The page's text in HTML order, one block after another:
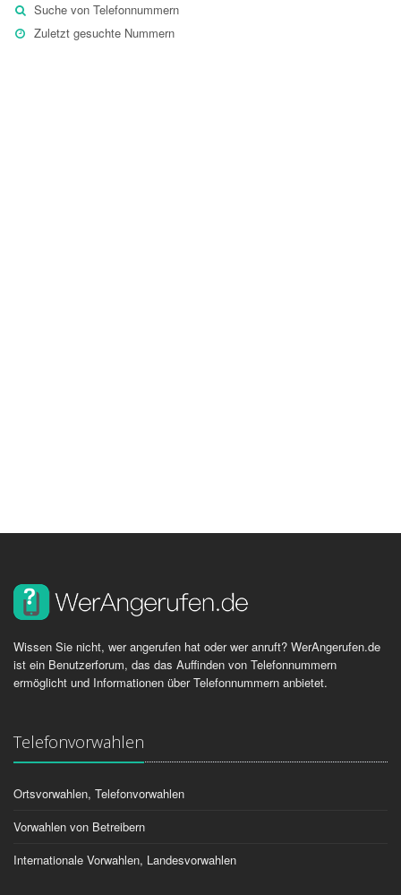
Suche von Telefonnummern
Zuletzt gesuchte Nummern
Wissen Sie nicht, wer angerufen hat oder wer anruft? WerAngerufen.de
ist ein Benutzerforum, das das Auffinden von Telefonnummern
ermöglicht und Informationen über Telefonnummern anbietet.
Telefonvorwahlen
Ortsvorwahlen, Telefonvorwahlen
Vorwahlen von Betreibern
Internationale Vorwahlen, Landesvorwahlen